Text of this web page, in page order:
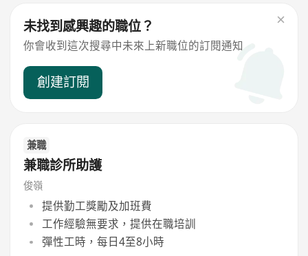
未找到感興趣的職位？
你會收到這次搜尋中未來上新職位的訂閱通知
創建訂閱
兼職
兼職診所助護
俊嶺
提供勤工獎勵及加班費
工作經驗無要求，提供在職培訓
彈性工時，每日4至8小時